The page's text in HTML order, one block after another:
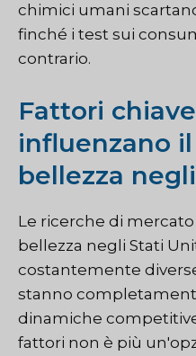
chimici umani
finché i test sui
contrario.
Fattori
influenzano
bellezza
Le ricerche di
bellezza negli Stati
costantemente
stanno
dinamiche
fattori non è più